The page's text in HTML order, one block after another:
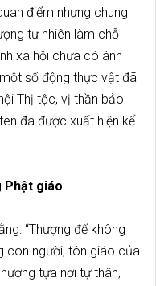
điểm nhưng chung
tự nhiên làm chỗ
xã hội chưa có ánh
số động thực vật đã
Thị tộc, vị thần bảo
đã được xuất hiện kể
Phật giáo
“Thượng đế không
con người, tôn giáo của
tựa nơi tự thân,